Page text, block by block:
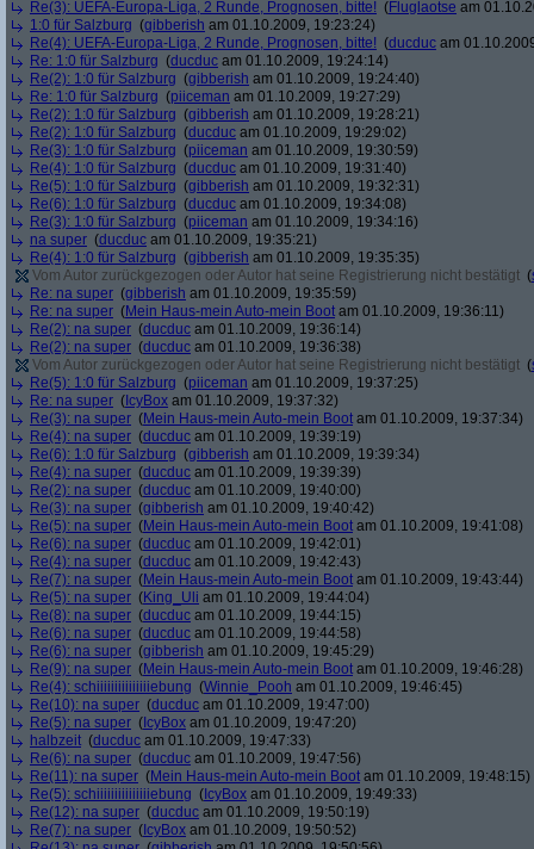
Re(3): UEFA-Europa-Liga, 2 Runde, Prognosen, bitte! (Fluglaotse am
1:0 für Salzburg (gibberish am 01.10.2009, 19:23:24)
Re(4): UEFA-Europa-Liga, 2 Runde, Prognosen, bitte! (ducduc am
Re: 1:0 für Salzburg (ducduc am 01.10.2009, 19:24:14)
Re(2): 1:0 für Salzburg (gibberish am 01.10.2009, 19:24:40)
Re: 1:0 für Salzburg (piiceman am 01.10.2009, 19:27:29)
Re(2): 1:0 für Salzburg (gibberish am 01.10.2009, 19:28:21)
Re(2): 1:0 für Salzburg (ducduc am 01.10.2009, 19:29:02)
Re(3): 1:0 für Salzburg (piiceman am 01.10.2009, 19:30:59)
Re(4): 1:0 für Salzburg (ducduc am 01.10.2009, 19:31:40)
Re(5): 1:0 für Salzburg (gibberish am 01.10.2009, 19:32:31)
Re(6): 1:0 für Salzburg (ducduc am 01.10.2009, 19:34:08)
Re(3): 1:0 für Salzburg (piiceman am 01.10.2009, 19:34:16)
na super (ducduc am 01.10.2009, 19:35:21)
Re(4): 1:0 für Salzburg (gibberish am 01.10.2009, 19:35:35)
Vom Autor zurückgezogen oder Autor hat seine Registrierung nicht bestätigt (
Re: na super (gibberish am 01.10.2009, 19:35:59)
Re: na super (Mein Haus-mein Auto-mein Boot am 01.10.2009, 19:36:11)
Re(2): na super (ducduc am 01.10.2009, 19:36:14)
Re(2): na super (ducduc am 01.10.2009, 19:36:38)
Vom Autor zurückgezogen oder Autor hat seine Registrierung nicht bestätigt (
Re(5): 1:0 für Salzburg (piiceman am 01.10.2009, 19:37:25)
Re: na super ( IcyBox am 01.10.2009, 19:37:32)
Re(3): na super (Mein Haus-mein Auto-mein Boot am 01.10.2009, 19:37:34)
Re(4): na super (ducduc am 01.10.2009, 19:39:19)
Re(6): 1:0 für Salzburg (gibberish am 01.10.2009, 19:39:34)
Re(4): na super (ducduc am 01.10.2009, 19:39:39)
Re(2): na super (ducduc am 01.10.2009, 19:40:00)
Re(3): na super (gibberish am 01.10.2009, 19:40:42)
Re(5): na super (Mein Haus-mein Auto-mein Boot am 01.10.2009, 19:41:08)
Re(6): na super (ducduc am 01.10.2009, 19:42:01)
Re(4): na super (ducduc am 01.10.2009, 19:42:43)
Re(7): na super (Mein Haus-mein Auto-mein Boot am 01.10.2009, 19:43:44)
Re(5): na super (King_Uli am 01.10.2009, 19:44:04)
Re(8): na super (ducduc am 01.10.2009, 19:44:15)
Re(6): na super (ducduc am 01.10.2009, 19:44:58)
Re(6): na super (gibberish am 01.10.2009, 19:45:29)
Re(9): na super (Mein Haus-mein Auto-mein Boot am 01.10.2009, 19:46:28)
Re(4): schiiiiiiiiiiiiiiiebung (Winnie_Pooh am 01.10.2009, 19:46:45)
Re(10): na super (ducduc am 01.10.2009, 19:47:00)
Re(5): na super ( IcyBox am 01.10.2009, 19:47:20)
halbzeit (ducduc am 01.10.2009, 19:47:33)
Re(6): na super (ducduc am 01.10.2009, 19:47:56)
Re(11): na super (Mein Haus-mein Auto-mein Boot am 01.10.2009, 19:48:15)
Re(5): schiiiiiiiiiiiiiiiebung ( IcyBox am 01.10.2009, 19:49:33)
Re(12): na super (ducduc am 01.10.2009, 19:50:19)
Re(7): na super ( IcyBox am 01.10.2009, 19:50:52)